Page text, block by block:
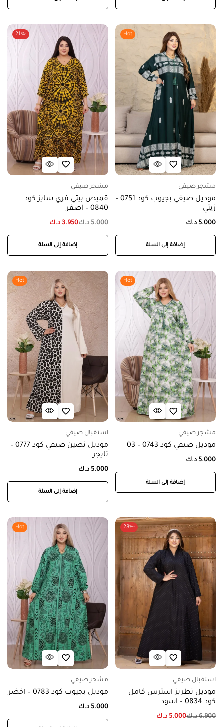
Hot
مشجر صيفي
موديل صيفي بجيوب كود 0751 –
زيتي
5.000 د.ك
إضافة إلى السلة
-21%
مشجر صيفي
قميص بيتي فري سايز كود
0840 – اصفر
5.000 د.ك3.950 د.ك
إضافة إلى السلة
Hot
مشجر صيفي
موديل صيفي كود 0743 – 03
5.000 د.ك
إضافة إلى السلة
Hot
استقبال صيفي
موديل نصين صيفي كود 0777 –
تايجر
5.000 د.ك
إضافة إلى السلة
-28%
استقبال صيفي
موديل تطريز استرس كامل
كود 0834 – اسود
6.900 د.ك5.000 د.ك
Hot
مشجر صيفي
موديل بجيوب كود 0783 – اخضر
5.000 د.ك